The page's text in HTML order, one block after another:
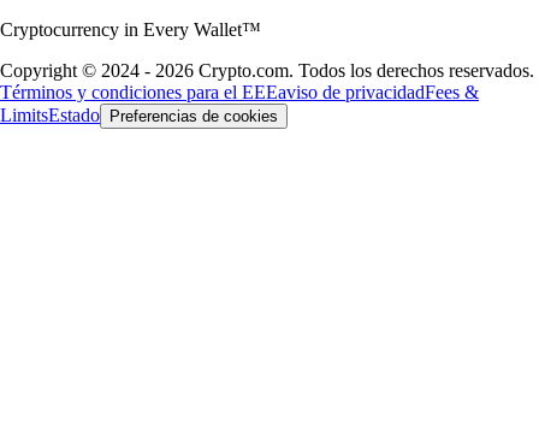
Cryptocurrency in Every Wallet™
Copyright © 2024 - 2026 Crypto.com. Todos los derechos reservados.
Términos y condiciones para el EEEaviso de privacidadFees &
LimitsEstado Preferencias de cookies